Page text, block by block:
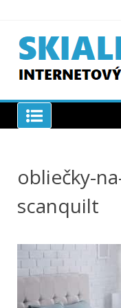
content
obliečky-
scanquilt